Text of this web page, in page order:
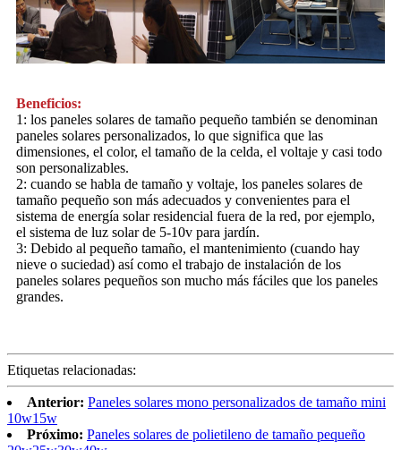
Beneficios:
1: los paneles solares de tamaño pequeño también se denominan
paneles solares personalizados, lo que significa que las
dimensiones, el color, el tamaño de la celda, el voltaje y casi todo
son personalizables.
2: cuando se habla de tamaño y voltaje, los paneles solares de
tamaño pequeño son más adecuados y convenientes para el
sistema de energía solar residencial fuera de la red, por ejemplo,
el sistema de luz solar de 5-10v para jardín.
3: Debido al pequeño tamaño, el mantenimiento (cuando hay
nieve o suciedad) así como el trabajo de instalación de los
paneles solares pequeños son mucho más fáciles que los paneles
grandes.
Etiquetas relacionadas:
Anterior: Paneles solares mono personalizados de tamaño mini
10w15w
Próximo: Paneles solares de polietileno de tamaño pequeño